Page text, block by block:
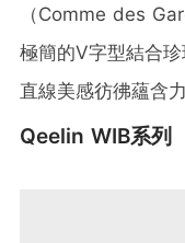
（Comme des
極簡的V字型結合
直線美感彷彿蘊含
Qeelin WIB系列